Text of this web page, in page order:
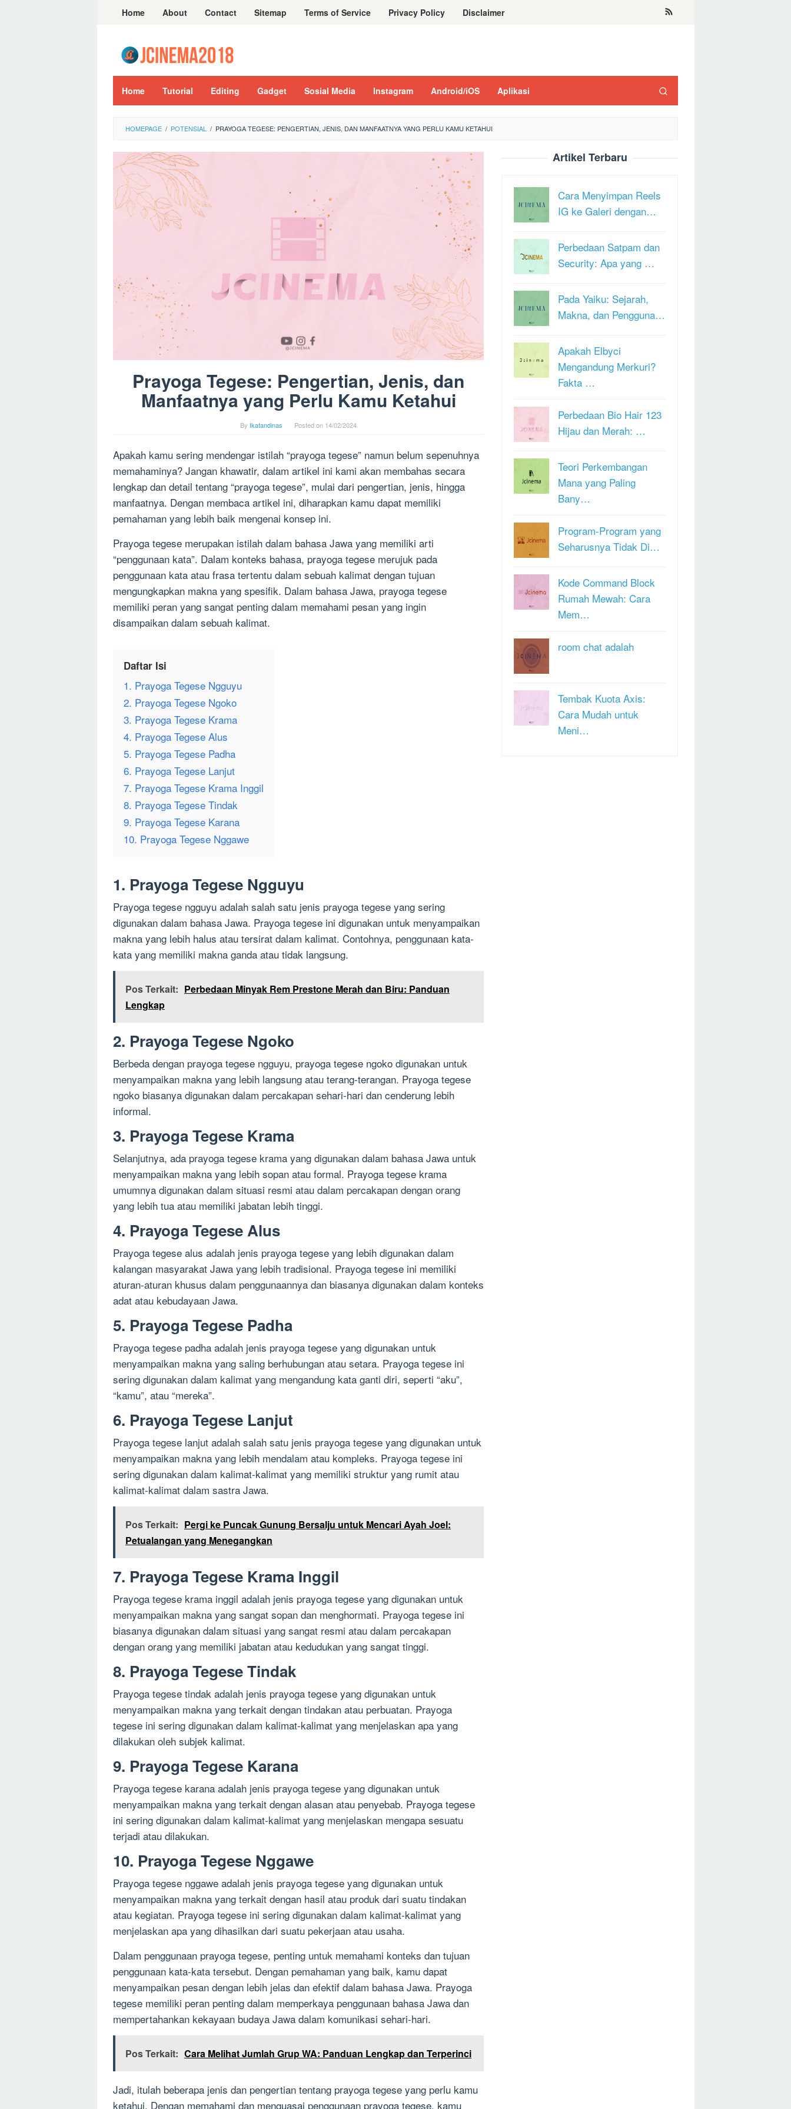
Home About Contact Sitemap Terms of Service Privacy Policy Disclaimer
Home Tutorial Editing Gadget Sosial Media Instagram Android/iOS Aplikasi
HOMEPAGE / POTENSIAL / PRAYOGA TEGESE: PENGERTIAN, JENIS, DAN MANFAATNYA YANG PERLU KAMU KETAHUI
Prayoga Tegese: Pengertian, Jenis, dan
Manfaatnya yang Perlu Kamu Ketahui
By Ikatandinas Posted on 14/02/2024
Apakah kamu sering mendengar istilah “prayoga tegese” namun belum sepenuhnya
memahaminya? Jangan khawatir, dalam artikel ini kami akan membahas secara
lengkap dan detail tentang “prayoga tegese”, mulai dari pengertian, jenis, hingga
manfaatnya. Dengan membaca artikel ini, diharapkan kamu dapat memiliki
pemahaman yang lebih baik mengenai konsep ini.
Prayoga tegese merupakan istilah dalam bahasa Jawa yang memiliki arti
“penggunaan kata”. Dalam konteks bahasa, prayoga tegese merujuk pada
penggunaan kata atau frasa tertentu dalam sebuah kalimat dengan tujuan
mengungkapkan makna yang spesifik. Dalam bahasa Jawa, prayoga tegese
memiliki peran yang sangat penting dalam memahami pesan yang ingin
disampaikan dalam sebuah kalimat.
Daftar Isi
1. Prayoga Tegese Ngguyu
2. Prayoga Tegese Ngoko
3. Prayoga Tegese Krama
4. Prayoga Tegese Alus
5. Prayoga Tegese Padha
6. Prayoga Tegese Lanjut
7. Prayoga Tegese Krama Inggil
8. Prayoga Tegese Tindak
9. Prayoga Tegese Karana
10. Prayoga Tegese Nggawe
1. Prayoga Tegese Ngguyu
Prayoga tegese ngguyu adalah salah satu jenis prayoga tegese yang sering
digunakan dalam bahasa Jawa. Prayoga tegese ini digunakan untuk menyampaikan
makna yang lebih halus atau tersirat dalam kalimat. Contohnya, penggunaan kata-
kata yang memiliki makna ganda atau tidak langsung.
Pos Terkait: Perbedaan Minyak Rem Prestone Merah dan Biru: Panduan
Lengkap
2. Prayoga Tegese Ngoko
Berbeda dengan prayoga tegese ngguyu, prayoga tegese ngoko digunakan untuk
menyampaikan makna yang lebih langsung atau terang-terangan. Prayoga tegese
ngoko biasanya digunakan dalam percakapan sehari-hari dan cenderung lebih
informal.
3. Prayoga Tegese Krama
Selanjutnya, ada prayoga tegese krama yang digunakan dalam bahasa Jawa untuk
menyampaikan makna yang lebih sopan atau formal. Prayoga tegese krama
umumnya digunakan dalam situasi resmi atau dalam percakapan dengan orang
yang lebih tua atau memiliki jabatan lebih tinggi.
4. Prayoga Tegese Alus
Prayoga tegese alus adalah jenis prayoga tegese yang lebih digunakan dalam
kalangan masyarakat Jawa yang lebih tradisional. Prayoga tegese ini memiliki
aturan-aturan khusus dalam penggunaannya dan biasanya digunakan dalam konteks
adat atau kebudayaan Jawa.
5. Prayoga Tegese Padha
Prayoga tegese padha adalah jenis prayoga tegese yang digunakan untuk
menyampaikan makna yang saling berhubungan atau setara. Prayoga tegese ini
sering digunakan dalam kalimat yang mengandung kata ganti diri, seperti “aku”,
“kamu”, atau “mereka”.
6. Prayoga Tegese Lanjut
Prayoga tegese lanjut adalah salah satu jenis prayoga tegese yang digunakan untuk
menyampaikan makna yang lebih mendalam atau kompleks. Prayoga tegese ini
sering digunakan dalam kalimat-kalimat yang memiliki struktur yang rumit atau
kalimat-kalimat dalam sastra Jawa.
Pos Terkait: Pergi ke Puncak Gunung Bersalju untuk Mencari Ayah Joel:
Petualangan yang Menegangkan
7. Prayoga Tegese Krama Inggil
Prayoga tegese krama inggil adalah jenis prayoga tegese yang digunakan untuk
menyampaikan makna yang sangat sopan dan menghormati. Prayoga tegese ini
biasanya digunakan dalam situasi yang sangat resmi atau dalam percakapan
dengan orang yang memiliki jabatan atau kedudukan yang sangat tinggi.
8. Prayoga Tegese Tindak
Prayoga tegese tindak adalah jenis prayoga tegese yang digunakan untuk
menyampaikan makna yang terkait dengan tindakan atau perbuatan. Prayoga
tegese ini sering digunakan dalam kalimat-kalimat yang menjelaskan apa yang
dilakukan oleh subjek kalimat.
9. Prayoga Tegese Karana
Prayoga tegese karana adalah jenis prayoga tegese yang digunakan untuk
menyampaikan makna yang terkait dengan alasan atau penyebab. Prayoga tegese
ini sering digunakan dalam kalimat-kalimat yang menjelaskan mengapa sesuatu
terjadi atau dilakukan.
10. Prayoga Tegese Nggawe
Prayoga tegese nggawe adalah jenis prayoga tegese yang digunakan untuk
menyampaikan makna yang terkait dengan hasil atau produk dari suatu tindakan
atau kegiatan. Prayoga tegese ini sering digunakan dalam kalimat-kalimat yang
menjelaskan apa yang dihasilkan dari suatu pekerjaan atau usaha.
Dalam penggunaan prayoga tegese, penting untuk memahami konteks dan tujuan
penggunaan kata-kata tersebut. Dengan pemahaman yang baik, kamu dapat
menyampaikan pesan dengan lebih jelas dan efektif dalam bahasa Jawa. Prayoga
tegese memiliki peran penting dalam memperkaya penggunaan bahasa Jawa dan
mempertahankan kekayaan budaya Jawa dalam komunikasi sehari-hari.
Pos Terkait: Cara Melihat Jumlah Grup WA: Panduan Lengkap dan Terperinci
Jadi, itulah beberapa jenis dan pengertian tentang prayoga tegese yang perlu kamu
ketahui. Dengan memahami dan menguasai penggunaan prayoga tegese, kamu
Artikel Terbaru
Cara Menyimpan Reels
IG ke Galeri dengan…
Perbedaan Satpam dan
Security: Apa yang …
Pada Yaiku: Sejarah,
Makna, dan Pengguna…
Apakah Elbyci
Mengandung Merkuri?
Fakta …
Perbedaan Bio Hair 123
Hijau dan Merah: …
Teori Perkembangan
Mana yang Paling
Bany…
Program-Program yang
Seharusnya Tidak Di…
Kode Command Block
Rumah Mewah: Cara
Mem…
room chat adalah
Tembak Kuota Axis:
Cara Mudah untuk
Meni…